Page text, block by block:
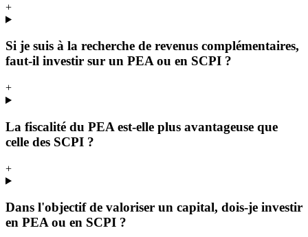
+
Si je suis à la recherche de revenus complémentaires,
faut-il investir sur un PEA ou en SCPI ?
+
La fiscalité du PEA est-elle plus avantageuse que
celle des SCPI ?
+
Dans l'objectif de valoriser un capital, dois-je investir
en PEA ou en SCPI ?